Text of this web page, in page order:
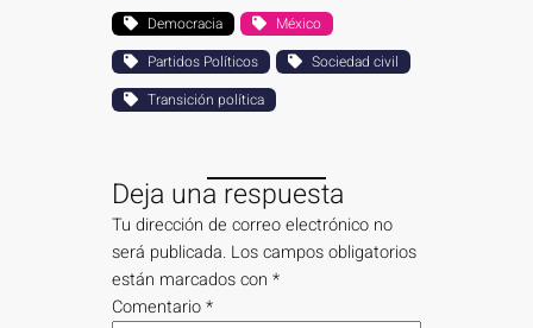
Democracia
México
Partidos Políticos
Sociedad civil
Transición política
Deja una respuesta
Tu dirección de correo electrónico no
será publicada. Los campos obligatorios
están marcados con*
Comentario*